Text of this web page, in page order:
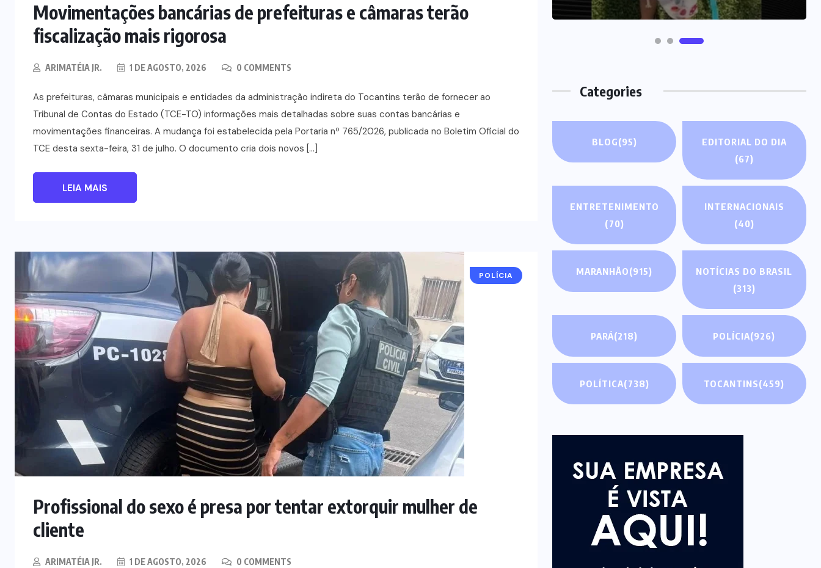
Movimentações bancárias de prefeituras e câmaras terão
fiscalização mais rigorosa
ARIMATÉIA JR. 1 DE AGOSTO, 2026 0 COMMENTS
As prefeituras, câmaras municipais e entidades da administração indireta do Tocantins terão de fornecer ao
Tribunal de Contas do Estado (TCE-TO) informações mais detalhadas sobre suas contas bancárias e
movimentações financeiras. A mudança foi estabelecida pela Portaria nº 765/2026, publicada no Boletim Oficial do
TCE desta sexta-feira, 31 de julho. O documento cria dois novos […]
LEIA MAIS
POLÍCIA
Profissional do sexo é presa por tentar extorquir mulher de
cliente
ARIMATÉIA JR. 1 DE AGOSTO, 2026 0 COMMENTS
Categories
BLOG(95)
EDITORIAL DO DIA
(67)
ENTRETENIMENTO
(70)
INTERNACIONAIS
(40)
MARANHÃO(915)
NOTÍCIAS DO BRASIL
(313)
PARÁ(218) POLÍCIA(926)
POLÍTICA(738) TOCANTINS(459)